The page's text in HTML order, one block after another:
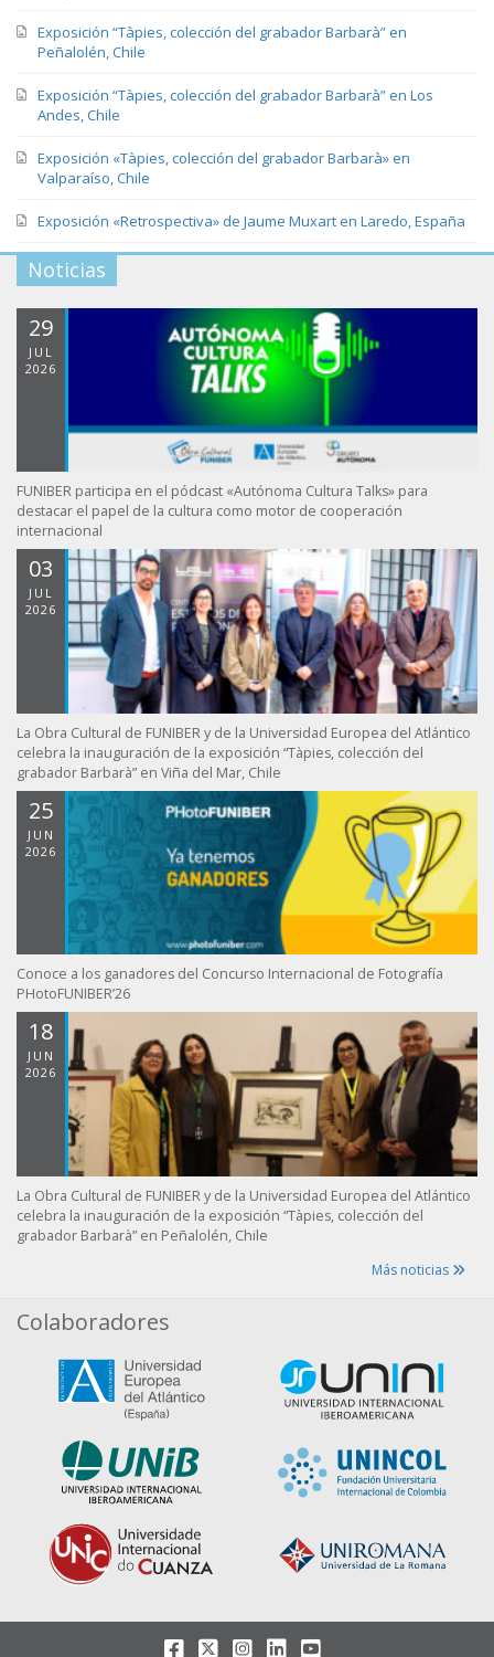
Exposición “Tàpies, colección del grabador Barbarà” en
Peñalolén, Chile
Exposición “Tàpies, colección del grabador Barbarà” en Los
Andes, Chile
Exposición «Tàpies, colección del grabador Barbarà» en
Valparaíso, Chile
Exposición «Retrospectiva» de Jaume Muxart en Laredo, España
Noticias
29
JUL
2026
FUNIBER participa en el pódcast «Autónoma Cultura Talks» para
destacar el papel de la cultura como motor de cooperación
internacional
03
JUL
2026
La Obra Cultural de FUNIBER y de la Universidad Europea del Atlántico
celebra la inauguración de la exposición “Tàpies, colección del
grabador Barbarà” en Viña del Mar, Chile
25
JUN
2026
Conoce a los ganadores del Concurso Internacional de Fotografía
PHotoFUNIBER’26
18
JUN
2026
La Obra Cultural de FUNIBER y de la Universidad Europea del Atlántico
celebra la inauguración de la exposición “Tàpies, colección del
grabador Barbarà” en Peñalolén, Chile
Más noticias
Colaboradores